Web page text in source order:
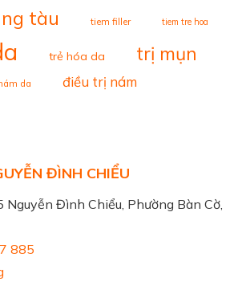
tàu tiem filler tiem tre hoa
trẻ hóa da trị mụn
da điều trị nám
ĐÌNH CHIỂU
Nguyễn Đình Chiểu, Phường Bàn Cờ,
885